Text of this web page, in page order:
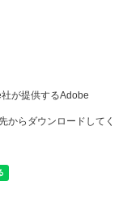
が提供するAdobe
からダウンロードしてく